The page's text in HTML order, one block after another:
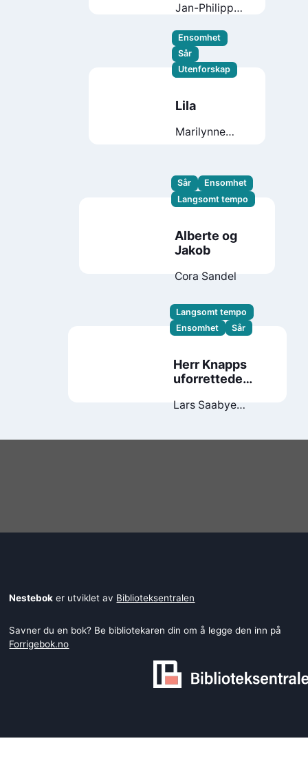
Jan-Philipp
Ensomhet
Sår
Utenforskap
Lila
Marilynne
Sår
Ensomhet
Langsomt tempo
Alberte og
Jakob
Cora Sandel
Langsomt tempo
Ensomhet
Sår
Herr Knapps
uforrettede
Lars Saabye
Nestebok er utviklet av Biblioteksentralen
Savner du en bok? Be bibliotekaren din om å legge den inn på
Forrigebok.no